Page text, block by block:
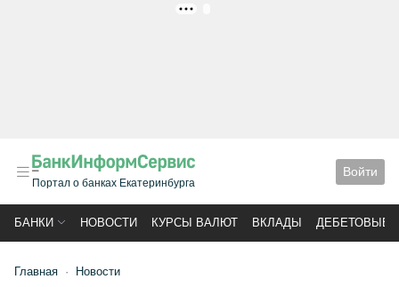
Портал о банках Екатеринбурга
Войти
БАНКИ НОВОСТИ КУРСЫ ВАЛЮТ ВКЛАДЫ ДЕБЕТОВЫЕ
Главная Новости